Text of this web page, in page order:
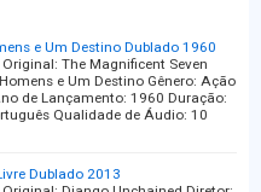
e Um Destino Dublado 1960
The Magnificent Seven
e Um Destino Gênero: Ação
de Lançamento: 1960 Duração:
Qualidade de Áudio: 10
Dublado 2013